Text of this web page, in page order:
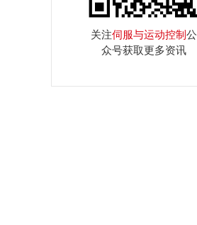
关注伺服与运动控制公
众号获取更多资讯